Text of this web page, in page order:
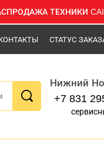
ТЕХНИКИ
СТАТУС
Нижний
+7 831